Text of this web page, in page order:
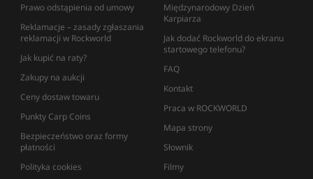
Prawo odstąpienia od umowy
Reklamacje – zasady zgłaszania
reklamacji w Rockworld
Jak kupić na raty?
Zakupy na aukcji
Ceny dostaw towaru
Punkty Carp Coins
Bezpieczeństwo oraz formy
płatności
Polityka cookies
Międzynarodowy Dzień
Karpiarza
Jak dodać Rockworld do ekranu
startowego telefonu?
FAQ
Kontakt
Praca w ROCKWORLD
Mapa strony
Słownik
Filmy